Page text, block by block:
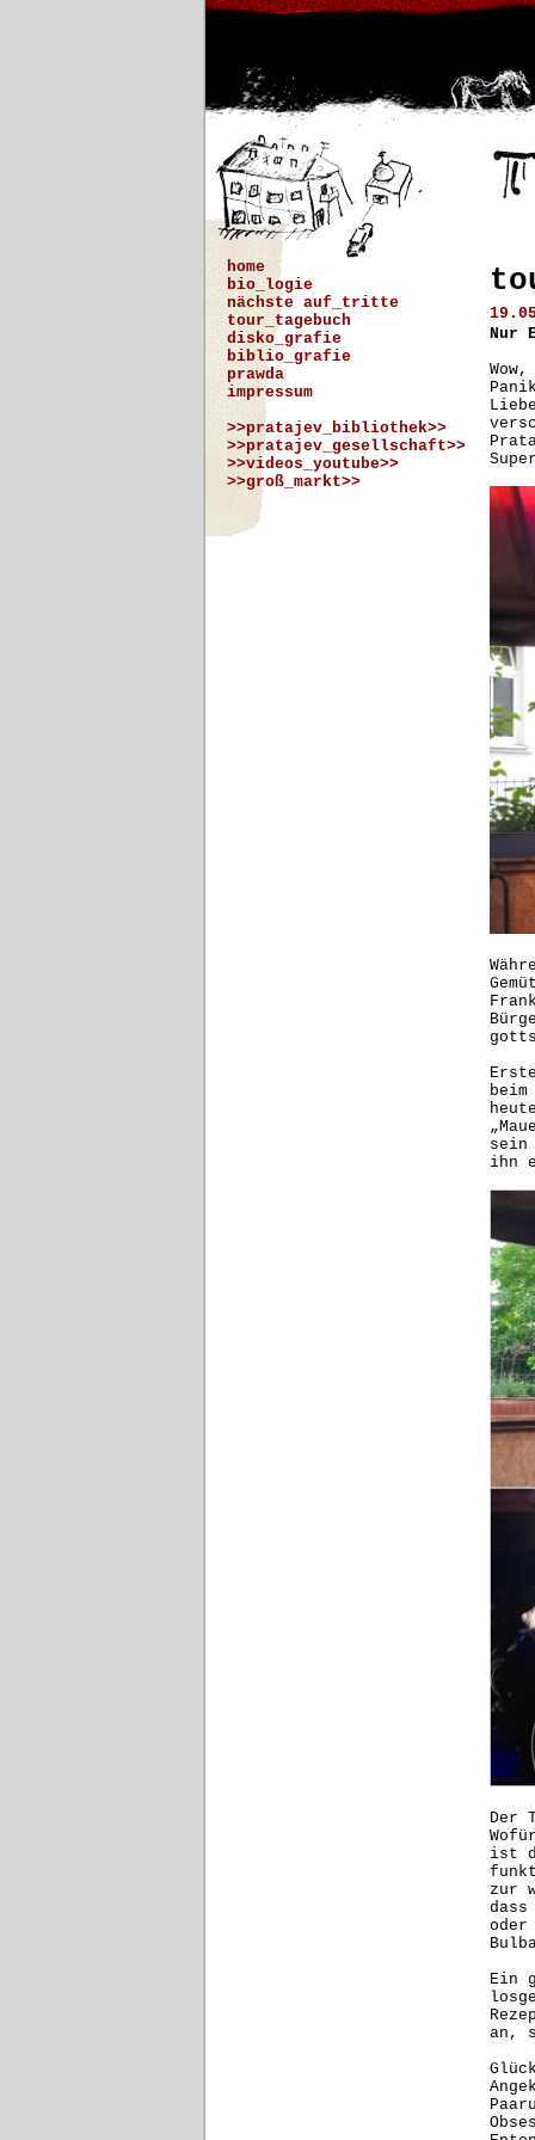
home
bio_logie
nächste auf_tritte
tour_tagebuch
disko_grafie
biblio_grafie
prawda
impressum
>>pratajev_bibliothek>>
>>pratajev_gesellschaft>>
>>videos_youtube>>
>>groß_markt>>
Nur
sein
ihn
Der
ist
zur
oder
Ein
an,